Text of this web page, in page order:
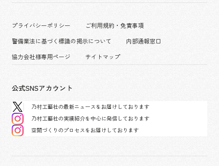
コンベンション & イベント
パブリック
働く環境
プライバシーポリシー
ご利用規約・免責事項
警備業法に基づく標識の掲示について
内部通報窓口
協力会社様専用ページ
サイトマップ
公式SNSアカウント
乃村工藝社の最新ニュースをお届けしております
乃村工藝社の実績紹介を中心に発信しております
空間づくりのプロセスをお届けしております